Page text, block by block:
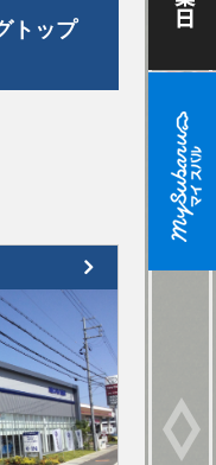
トップ